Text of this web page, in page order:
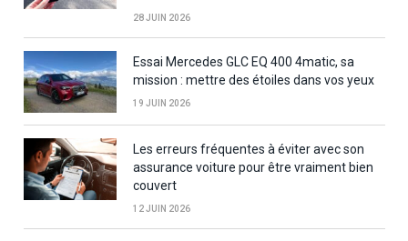
28 JUIN 2026
Essai Mercedes GLC EQ 400 4matic, sa
mission : mettre des étoiles dans vos yeux
19 JUIN 2026
Les erreurs fréquentes à éviter avec son
assurance voiture pour être vraiment bien
couvert
12 JUIN 2026